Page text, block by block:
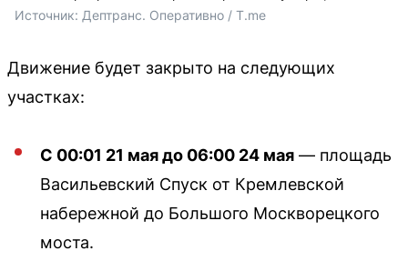
Источник: Дептранс. Оперативно / T.me
Движение будет закрыто на следующих
участках:
С 00:01 21 мая до 06:00 24 мая — площадь
Васильевский Спуск от Кремлевской
набережной до Большого Москворецкого
моста.